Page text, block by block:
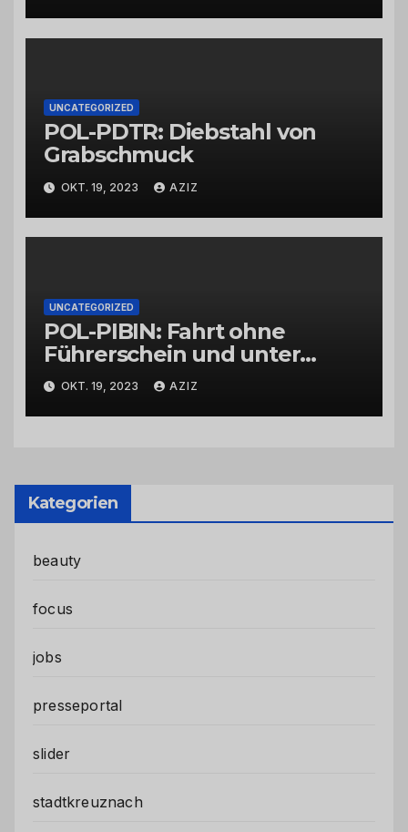
UNCATEGORIZED
POL-PDTR: Diebstahl von
Grabschmuck
OKT. 19, 2023 AZIZ
UNCATEGORIZED
POL-PIBIN: Fahrt ohne
Führerschein und unter
Einfluss von Drogen
OKT. 19, 2023 AZIZ
Kategorien
beauty
focus
jobs
presseportal
slider
stadtkreuznach